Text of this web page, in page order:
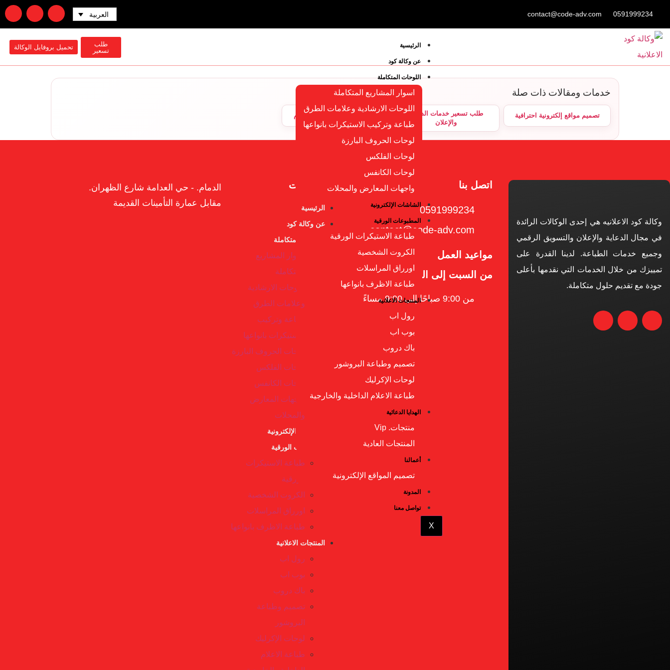
0591999234
contact@code-adv.com العربية
الرئيسية
عن وكالة كود
اللوحات المتكاملة
اسوار المشاريع المتكاملة
اللوحات الارشادية وعلامات الطرق
طباعة وتركيب الاستيكرات بانواعها
لوحات الحروف البارزة
لوحات الفلكس
لوحات الكانفس
واجهات المعارض والمحلات
الشاشات الإلكترونية
المطبوعات الورقية
طباعة الاستيكرات الورقية
الكروت الشخصية
اورراق المراسلات
طباعة الاظرف بانواعها
المنتجات الاعلانية
رول اب
بوب اب
باك دروب
تصميم وطباعة البروشور
لوحات الإكرليك
طباعة الاعلام الداخلية والخارجية
الهدايا الدعائية
منتجات. Vip
المنتجات العادية
أعمالنا
تصميم المواقع الإلكترونية
المدونة
تواصل معنا
X
طلب
تسعير
تحميل بروفايل الوكالة
خدمات ومقالات ذات صلة
تصميم مواقع إلكترونية احترافية
طلب تسعير خدمات الدعاية
والإعلان
تواصل مع وكالة كود في الدمام
وكالة كود الاعلانيه هي إحدى الوكالات الرائدة
في مجال الدعاية والإعلان والتسويق الرقمي
وجميع خدمات الطباعة. لدينا القدرة على
تمييزك من خلال الخدمات التي نقدمها بأعلى
جودة مع تقديم حلول متكاملة.
اتصل بنا
0591999234
contact@code-adv.com
مواعيد العمل
من السبت إلى الخميس
من 9:00 صباحًا إلى 9:00 مساءً
أهم الصفحات
الرئيسية
عن وكالة كود
اللوحات المتكاملة
اسوار المشاريع
المتكاملة
اللوحات الارشادية
وعلامات الطرق
طباعة وتركيب
الاستيكرات بانواعها
لوحات الحروف البارزة
لوحات الفلكس
لوحات الكانفس
واجهات المعارض
والمحلات
الشاشات الإلكترونية
المطبوعات الورقية
طباعة الاستيكرات
الورقية
الكروت الشخصية
اورراق المراسلات
طباعة الاظرف بانواعها
المنتجات الاعلانية
رول اب
بوب اب
باك دروب
تصميم وطباعة
البروشور
لوحات الإكرليك
طباعة الاعلام
الدمام. - حي العدامة شارع الظهران.
مقابل عمارة التأمينات القديمة